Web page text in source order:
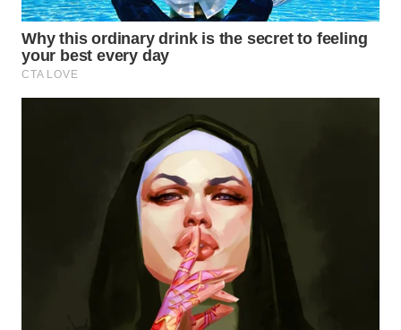
WN
TOBA
WN